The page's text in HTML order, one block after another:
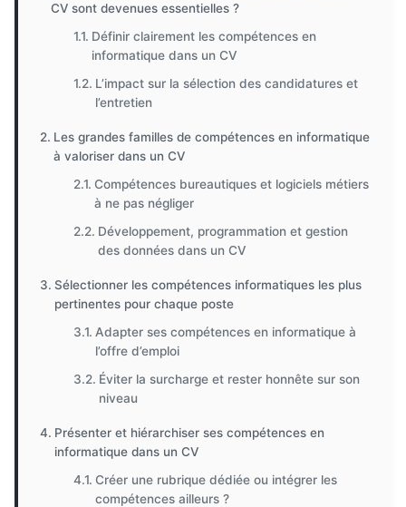
CV sont devenues essentielles ?
Définir clairement les compétences en
informatique dans un CV
L’impact sur la sélection des candidatures et
l’entretien
Les grandes familles de compétences en informatique
à valoriser dans un CV
Compétences bureautiques et logiciels métiers
à ne pas négliger
Développement, programmation et gestion
des données dans un CV
Sélectionner les compétences informatiques les plus
pertinentes pour chaque poste
Adapter ses compétences en informatique à
l’offre d’emploi
Éviter la surcharge et rester honnête sur son
niveau
Présenter et hiérarchiser ses compétences en
informatique dans un CV
Créer une rubrique dédiée ou intégrer les
compétences ailleurs ?